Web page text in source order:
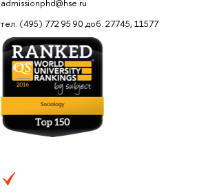
тел. (495) 772 95 90 доб. 27745, 11577